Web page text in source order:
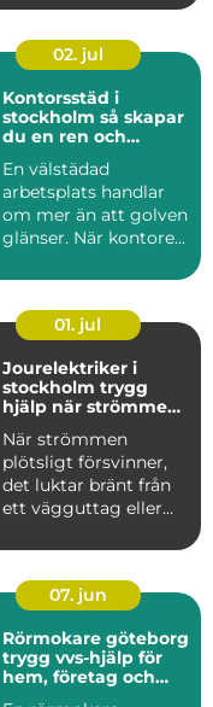
02. jul
Kontorsstäd i
stockholm så skapar
du en ren och
En välstädad
arbetsplats handlar
om mer än att golven
glänser. När kontoret
strukturerat...
01. jul
Jourelektriker i
stockholm trygg
hjälp när strömmen
När strömmen
plötsligt försvinner,
det luktar bränt från
ett vägguttag eller
om...
07. jun
Rörmokare göteborg
trygg vvs-hjälp för
hem, företag och